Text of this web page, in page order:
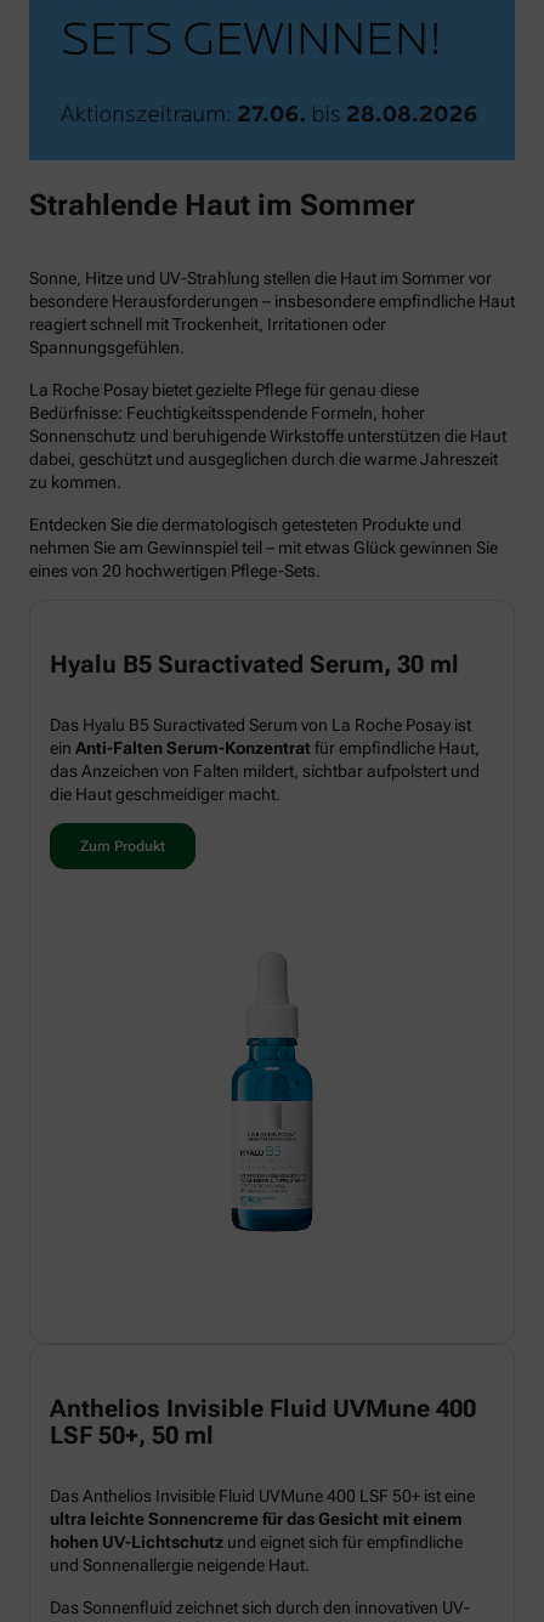
Strahlende Haut im Sommer
Sonne, Hitze und UV-Strahlung stellen die Haut im Sommer vor
besondere Herausforderungen – insbesondere empfindliche Haut
reagiert schnell mit Trockenheit, Irritationen oder
Spannungsgefühlen.
La Roche Posay bietet gezielte Pflege für genau diese
Bedürfnisse: Feuchtigkeitsspendende Formeln, hoher
Sonnenschutz und beruhigende Wirkstoffe unterstützen die Haut
dabei, geschützt und ausgeglichen durch die warme Jahreszeit
zu kommen.
Entdecken Sie die dermatologisch getesteten Produkte und
nehmen Sie am Gewinnspiel teil – mit etwas Glück gewinnen Sie
eines von 20 hochwertigen Pflege-Sets.
Hyalu B5 Suractivated Serum, 30 ml
Das Hyalu B5 Suractivated Serum von La Roche Posay ist
ein Anti-Falten Serum-Konzentratfür empfindliche Haut,
das Anzeichen von Falten mildert, sichtbar aufpolstert und
die Haut geschmeidiger macht.
Zum Produkt
Anthelios Invisible Fluid UVMune 400
LSF 50+, 50 ml
Das Anthelios Invisible Fluid UVMune 400 LSF 50+ ist eine
ultra leichte Sonnencreme für das Gesicht mit einem
hohen UV-Lichtschutz und eignet sich für empfindliche
und Sonnenallergie neigende Haut.
Das Sonnenfluid zeichnet sich durch den innovativen UV-